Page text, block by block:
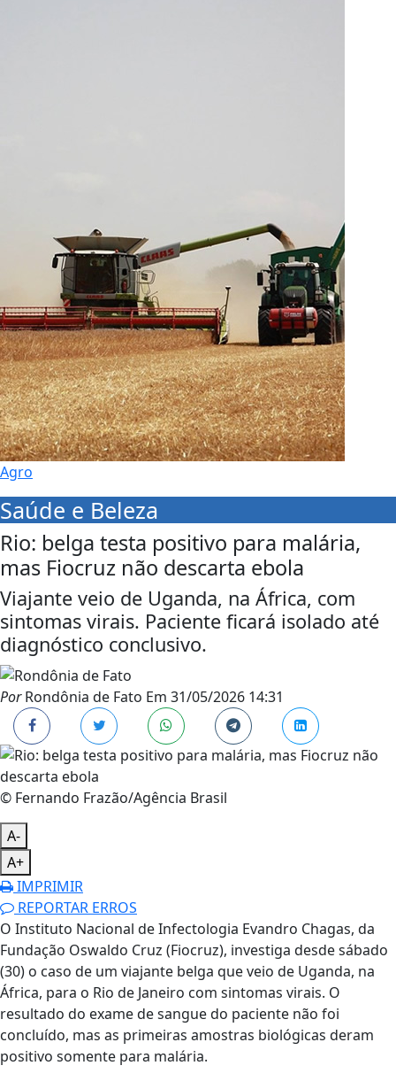
Agro
Saúde e Beleza
Rio: belga testa positivo para malária,
mas Fiocruz não descarta ebola
Viajante veio de Uganda, na África, com
sintomas virais. Paciente ficará isolado até
diagnóstico conclusivo.
PorRondônia de Fato Em 31/05/2026 14:31
© Fernando Frazão/Agência Brasil
A-
A+
IMPRIMIR
REPORTAR ERROS
O Instituto Nacional de Infectologia Evandro Chagas, da
Fundação Oswaldo Cruz (Fiocruz), investiga desde sábado
(30) o caso de um viajante belga que veio de Uganda, na
África, para o Rio de Janeiro com sintomas virais. O
resultado do exame de sangue do paciente não foi
concluído, mas as primeiras amostras biológicas deram
positivo somente para malária.